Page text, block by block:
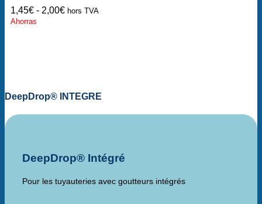
1,45€ - 2,00€ hors TVA
Ahorras
DeepDrop® INTEGRE
DeepDrop® Intégré
Pour les tuyauteries avec goutteurs intégrés